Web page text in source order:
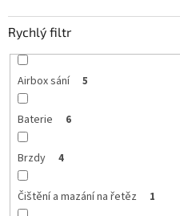
Rychlý filtr
Airbox sání 5
Baterie 6
Brzdy 4
Čištění a mazání na řetěz 1